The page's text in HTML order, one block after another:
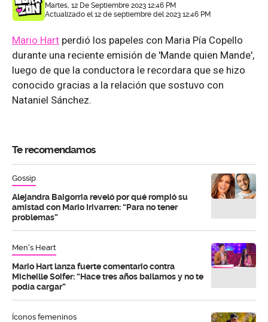
Martes, 12 De Septiembre 2023 12:46 PM
Actualizado el 12 de septiembre del 2023 12:46 PM
Mario Hart perdió los papeles con Maria Pía Copello
durante una reciente emisión de 'Mande quien Mande',
luego de que la conductora le recordara que se hizo
conocido gracias a la relación que sostuvo con
Nataniel Sánchez.
Te recomendamos
Gossip
Alejandra Baigorria reveló por qué rompió su
amistad con Mario Irivarren: “Para no tener
problemas”
Men's Heart
Mario Hart lanza fuerte comentario contra
Micheille Soifer: “Hace tres años bailamos y no te
podía cargar”
Íconos femeninos